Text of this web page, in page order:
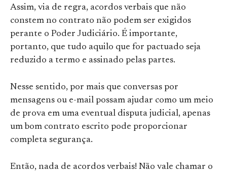
Assim, via de regra, acordos verbais que não
constem no contrato não podem ser exigidos
perante o Poder Judiciário. É importante,
portanto, que tudo aquilo que for pactuado seja
reduzido a termo e assinado pelas partes.
Nesse sentido, por mais que conversas por
mensagens ou e-mail possam ajudar como um meio
de prova em uma eventual disputa judicial, apenas
um bom contrato escrito pode proporcionar
completa segurança.
Então, nada de acordos verbais! Não vale chamar o